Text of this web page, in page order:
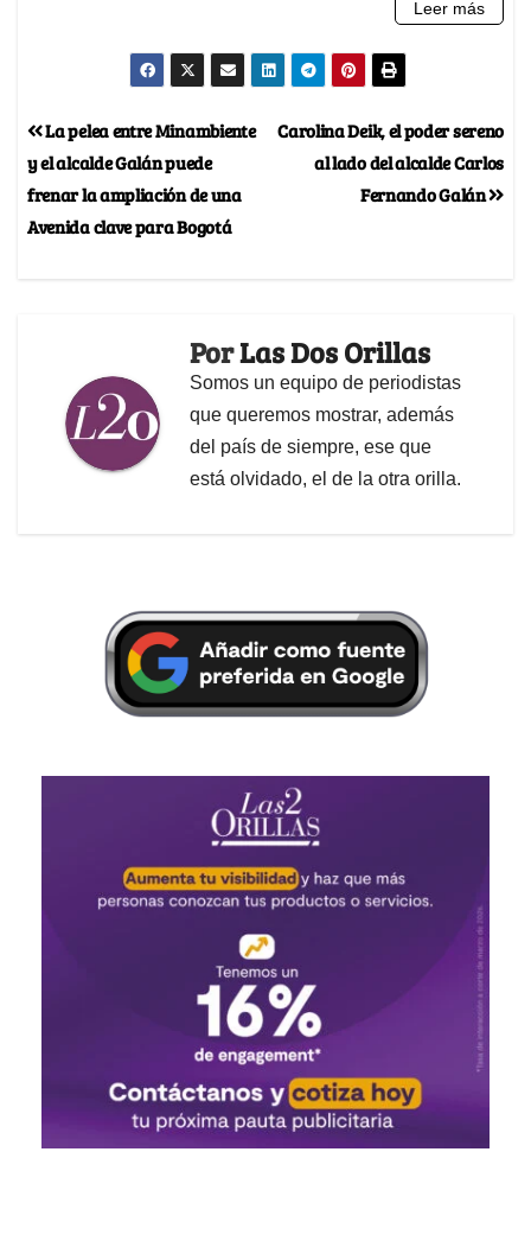
Carolina Deik, el poder sereno
al lado del alcalde Carlos
Fernando Galán
La pelea entre Minambiente
y el alcalde Galán puede
frenar la ampliación de una
Avenida clave para Bogotá
PorLas Dos Orillas
Somos un equipo de periodistas
que queremos mostrar, además
del país de siempre, ese que
está olvidado, el de la otra orilla.